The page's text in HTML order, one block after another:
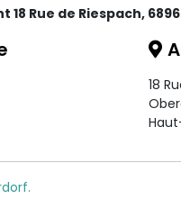
Rue de Riespach,
18